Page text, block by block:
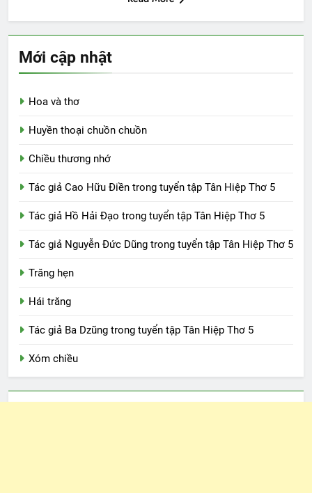
Mới cập nhật
Hoa và thơ
Huyền thoại chuồn chuồn
Chiều thương nhớ
Tác giả Cao Hữu Điền trong tuyển tập Tân Hiệp Thơ 5
Tác giả Hồ Hải Đạo trong tuyển tập Tân Hiệp Thơ 5
Tác giả Nguyễn Đức Dũng trong tuyển tập Tân Hiệp Thơ 5
Trăng hẹn
Hái trăng
Tác giả Ba Dzũng trong tuyển tập Tân Hiệp Thơ 5
Xóm chiều